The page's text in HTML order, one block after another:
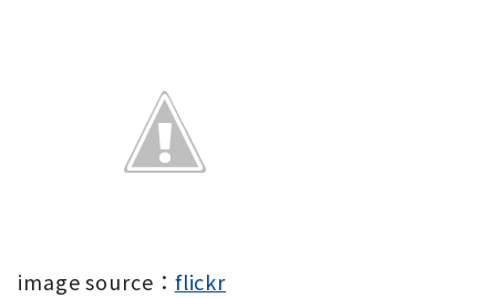
image source： flickr